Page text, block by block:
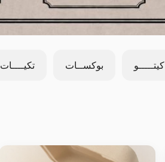
كيتـــــو بوكســات تكيــــات